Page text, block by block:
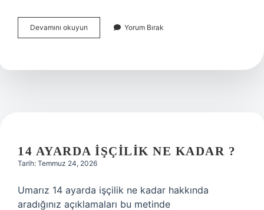
Devamını okuyun
planlama
?
Yorum Bırak
14 AYARDA IŞÇILIK NE KADAR ?
Tarih: Temmuz 24, 2026
Umarız 14 ayarda işçilik ne kadar hakkında
aradığınız açıklamaları bu metinde